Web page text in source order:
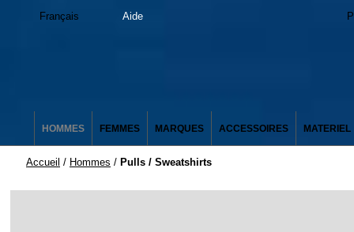
Français Aide
HOMMES FEMMES MARQUES ACCESSOIRES MATERIEL
Accueil / Hommes / Pulls / Sweatshirts